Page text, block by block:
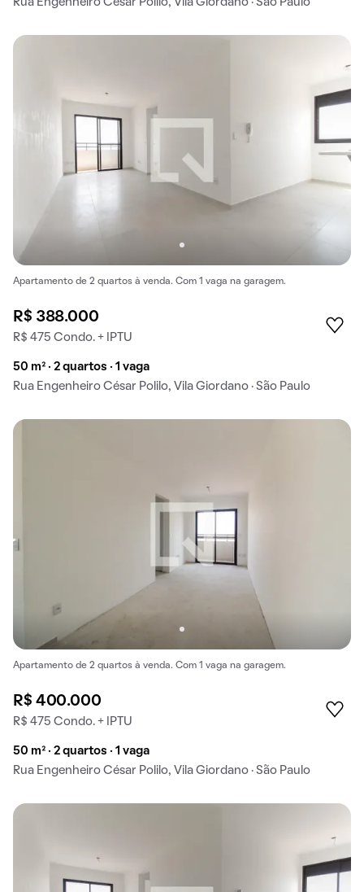
Apartamento de 2 quartos à venda. Com 1 vaga na garagem.
R$ 388.000
R$ 475 Condo. + IPTU
50 m² · 2 quartos · 1 vaga
Rua Engenheiro César Polilo, Vila Giordano · São Paulo
Apartamento de 2 quartos à venda. Com 1 vaga na garagem.
R$ 400.000
R$ 475 Condo. + IPTU
50 m² · 2 quartos · 1 vaga
Rua Engenheiro César Polilo, Vila Giordano · São Paulo